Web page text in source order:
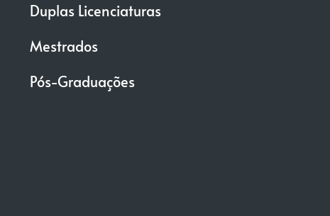
Duplas Licenciaturas
Mestrados
Pós-Graduações